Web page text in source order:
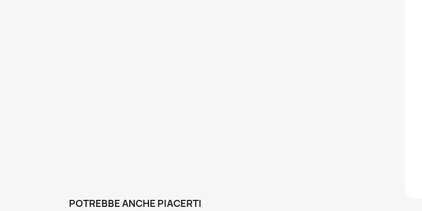
POTREBBE ANCHE PIACERTI